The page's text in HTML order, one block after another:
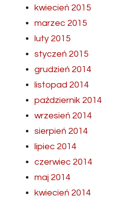
kwiecień 2015
marzec 2015
luty 2015
styczeń 2015
grudzień 2014
listopad 2014
październik 2014
wrzesień 2014
sierpień 2014
lipiec 2014
czerwiec 2014
maj 2014
kwiecień 2014